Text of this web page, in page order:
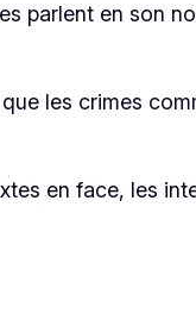
parlent en son
que les crimes
en face, les